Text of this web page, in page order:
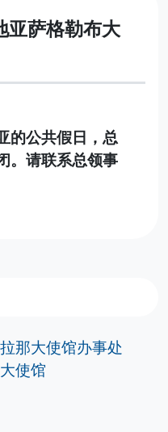
亚萨格勒布大
的公共假日，总
。请联系总领事
那大使馆办事处
使馆